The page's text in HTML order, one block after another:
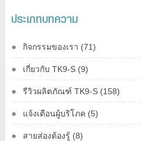
ประเภทบทความ
กิจกรรมของเรา (71)
เกี่ยวกับ TK9-S (9)
รีวิวผลิตภัณฑ์ TK9-S (158)
แจ้งเตือนผู้บริโภค (5)
สายส่องต้องรู้ (8)